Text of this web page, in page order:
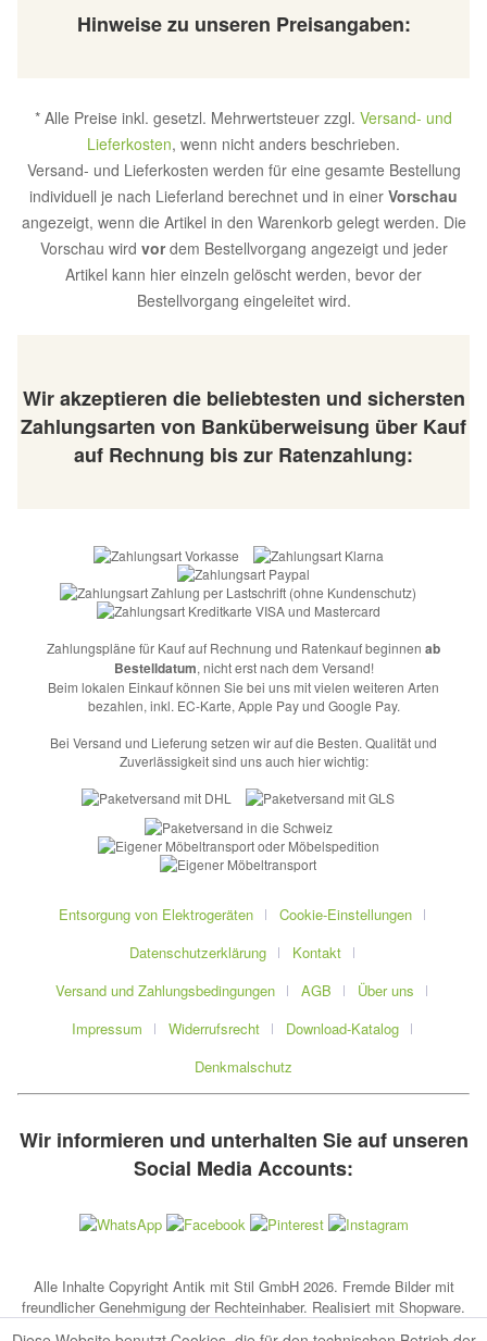
Hinweise zu unseren Preisangaben:
* Alle Preise inkl. gesetzl. Mehrwertsteuer zzgl. Versand- und
Lieferkosten, wenn nicht anders beschrieben.
Versand- und Lieferkosten werden für eine gesamte Bestellung
individuell je nach Lieferland berechnet und in einer Vorschau
angezeigt, wenn die Artikel in den Warenkorb gelegt werden. Die
Vorschau wird vordem Bestellvorgang angezeigt und jeder
Artikel kann hier einzeln gelöscht werden, bevor der
Bestellvorgang eingeleitet wird.
Wir akzeptieren die beliebtesten und sichersten
Zahlungsarten von Banküberweisung über Kauf
auf Rechnung bis zur Ratenzahlung:
Zahlungspläne für Kauf auf Rechnung und Ratenkauf beginnen ab
Bestelldatum, nicht erst nach dem Versand!
Beim lokalen Einkauf können Sie bei uns mit vielen weiteren Arten
bezahlen, inkl. EC-Karte, Apple Pay und Google Pay.
Bei Versand und Lieferung setzen wir auf die Besten. Qualität und
Zuverlässigkeit sind uns auch hier wichtig:
Entsorgung von Elektrogeräten
Cookie-Einstellungen
Datenschutzerklärung
Kontakt
Versand und Zahlungsbedingungen
AGB
Über uns
Impressum
Widerrufsrecht
Download-Katalog
Denkmalschutz
Wir informieren und unterhalten Sie auf unseren
Social Media Accounts:
Alle Inhalte Copyright Antik mit Stil GmbH 2026. Fremde Bilder mit
freundlicher Genehmigung der Rechteinhaber. Realisiert mit Shopware.